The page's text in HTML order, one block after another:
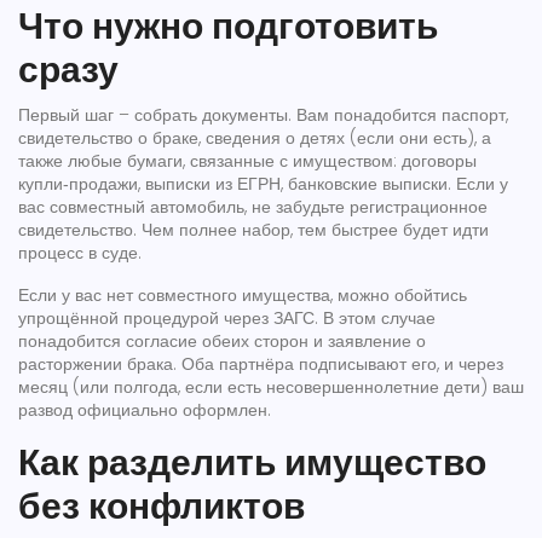
Что нужно подготовить
сразу
Первый шаг – собрать документы. Вам понадобится паспорт,
свидетельство о браке, сведения о детях (если они есть), а
также любые бумаги, связанные с имуществом: договоры
купли‑продажи, выписки из ЕГРН, банковские выписки. Если у
вас совместный автомобиль, не забудьте регистрационное
свидетельство. Чем полнее набор, тем быстрее будет идти
процесс в суде.
Если у вас нет совместного имущества, можно обойтись
упрощённой процедурой через ЗАГС. В этом случае
понадобится согласие обеих сторон и заявление о
расторжении брака. Оба партнёра подписывают его, и через
месяц (или полгода, если есть несовершеннолетние дети) ваш
развод официально оформлен.
Как разделить имущество
без конфликтов